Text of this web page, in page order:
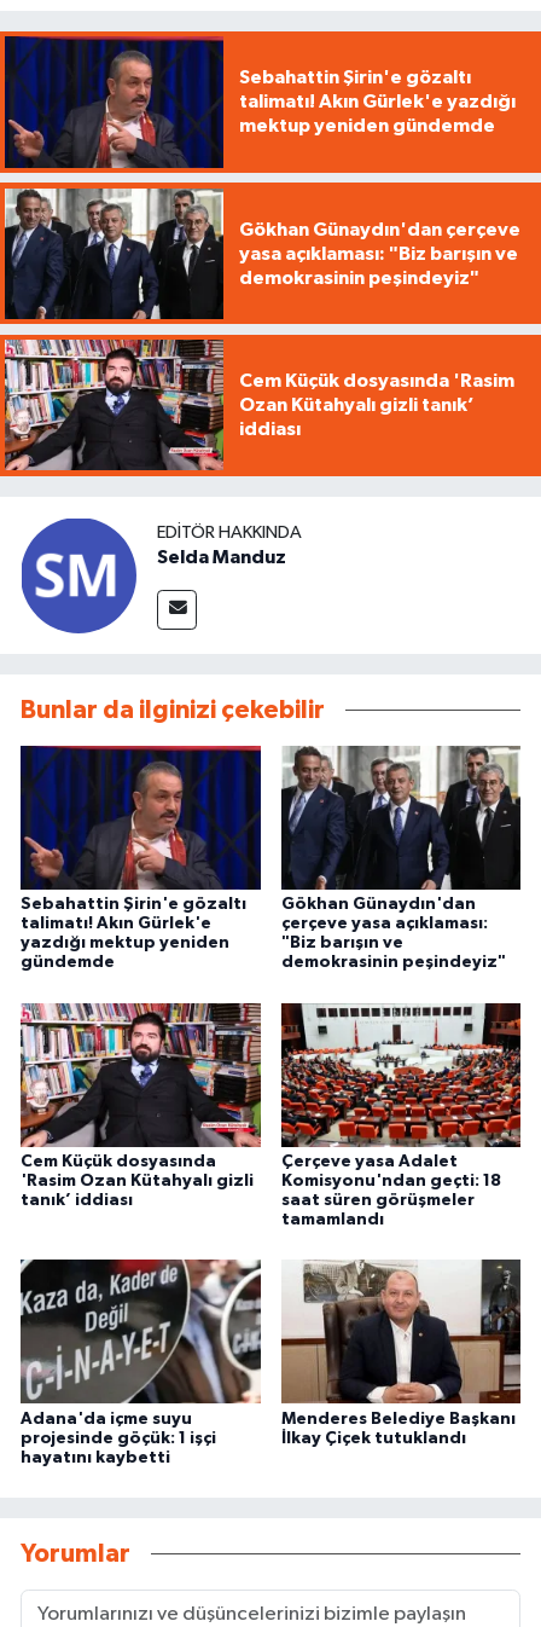
Sebahattin Şirin'e gözaltı
talimatı! Akın Gürlek'e yazdığı
mektup yeniden gündemde
Gökhan Günaydın'dan çerçeve
yasa açıklaması: "Biz barışın ve
demokrasinin peşindeyiz"
Cem Küçük dosyasında 'Rasim
Ozan Kütahyalı gizli tanık’
iddiası
EDITÖR HAKKINDA
Selda Manduz
Bunlar da ilginizi çekebilir
Sebahattin Şirin'e gözaltı
talimatı! Akın Gürlek'e
yazdığı mektup yeniden
gündemde
Gökhan Günaydın'dan
çerçeve yasa açıklaması:
"Biz barışın ve
demokrasinin peşindeyiz"
Cem Küçük dosyasında
'Rasim Ozan Kütahyalı gizli
tanık’ iddiası
Çerçeve yasa Adalet
Komisyonu'ndan geçti: 18
saat süren görüşmeler
tamamlandı
Adana'da içme suyu
projesinde göçük: 1 işçi
hayatını kaybetti
Menderes Belediye Başkanı
İlkay Çiçek tutuklandı
Yorumlar